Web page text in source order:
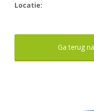
Locatie:
Ga terug